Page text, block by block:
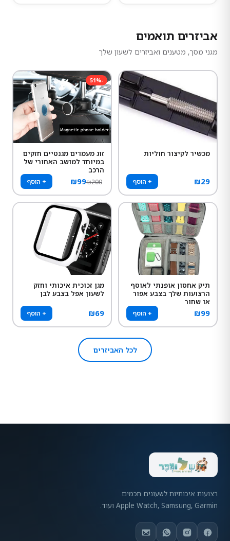
אביזרים תואמים
מגני מסך, מטענים ואביזרים לשעון שלך
מכשיר לקיצור חוליות
₪29 + הוסף
-
51%
זוג מעמדים מגנטיים חזקים
במיוחד למושב האחורי של
הרכב
₪99₪200 + הוסף
תיק אחסון אופנתי לאוסף
הרצועות שלך בצבע אפור
או שחור
₪99 + הוסף
מגן זכוכית איכותי וחזק
לשעון אפל בצבע לבן
₪69 + הוסף
לכל האביזרים
רצועות איכותיות לשעונים חכמים.
Apple Watch, Samsung, Garmin ועוד.